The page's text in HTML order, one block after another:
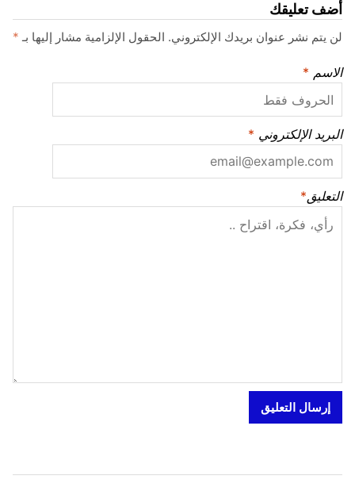
أضف تعليقك
لن يتم نشر عنوان بريدك الإلكتروني. الحقول الإلزامية مشار إليها بـ *
الاسم *
البريد الإلكتروني *
التعليق*